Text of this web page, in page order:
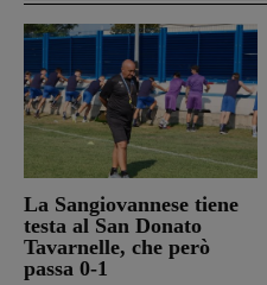
La Sangiovannese tiene
testa al San Donato
Tavarnelle, che però
passa 0-1